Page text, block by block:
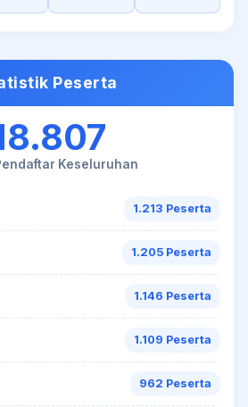
Peserta
Keseluruhan
1.213 Peserta
1.205 Peserta
1.146 Peserta
1.109 Peserta
962 Peserta